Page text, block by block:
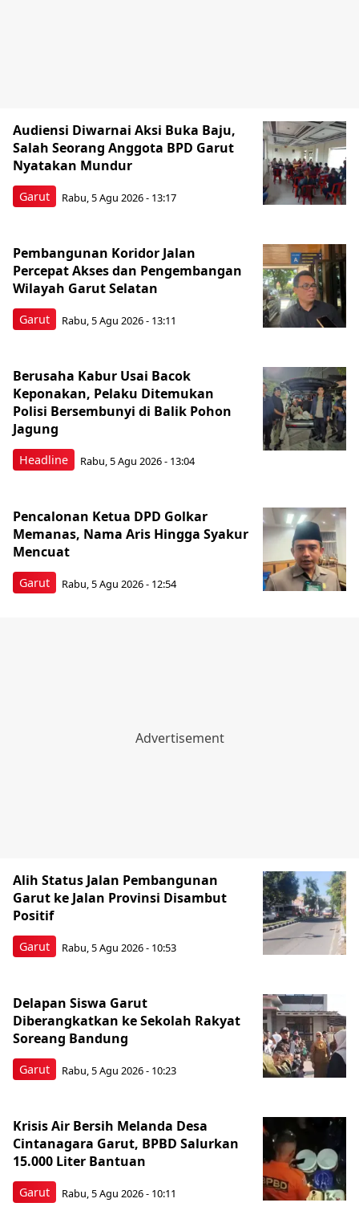
Garut
Audiensi Diwarnai Aksi Buka Baju,
Salah Seorang Anggota BPD Garut
Nyatakan Mundur
Rabu, 5 Agu 2026 - 13:17
Garut
Pembangunan Koridor Jalan
Percepat Akses dan Pengembangan
Wilayah Garut Selatan
Rabu, 5 Agu 2026 - 13:11
Headline
Berusaha Kabur Usai Bacok
Keponakan, Pelaku Ditemukan
Polisi Bersembunyi di Balik Pohon
Jagung
Rabu, 5 Agu 2026 - 13:04
Garut
Pencalonan Ketua DPD Golkar
Memanas, Nama Aris Hingga Syakur
Mencuat ​
Rabu, 5 Agu 2026 - 12:54
Garut
Alih Status Jalan Pembangunan
Garut ke Jalan Provinsi Disambut
Positif
Rabu, 5 Agu 2026 - 10:53
Garut
Delapan Siswa Garut
Diberangkatkan ke Sekolah Rakyat
Soreang Bandung
Rabu, 5 Agu 2026 - 10:23
Garut
Krisis Air Bersih Melanda Desa
Cintanagara Garut, BPBD Salurkan
15.000 Liter Bantuan
Rabu, 5 Agu 2026 - 10:11